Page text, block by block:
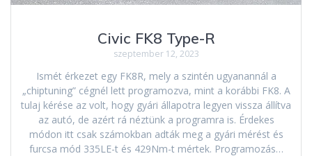
Civic FK8 Type-R
szeptember 12, 2023
Ismét érkezet egy FK8R, mely a szintén ugyanannál a
„chiptuning” cégnél lett programozva, mint a korábbi FK8. A
tulaj kérése az volt, hogy gyári állapotra legyen vissza állítva
az autó, de azért rá néztünk a programra is. Érdekes
módon itt csak számokban adták meg a gyári mérést és
furcsa mód 335LE-t és 429Nm-t mértek. Programozás…